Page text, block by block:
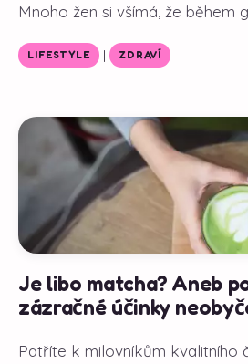
Mnoho žen si všímá, že během
LIFESTYLE | ZDRAVÍ
Je libo matcha? Aneb
zázračné účinky
Patříte k milovníkům kvalitního